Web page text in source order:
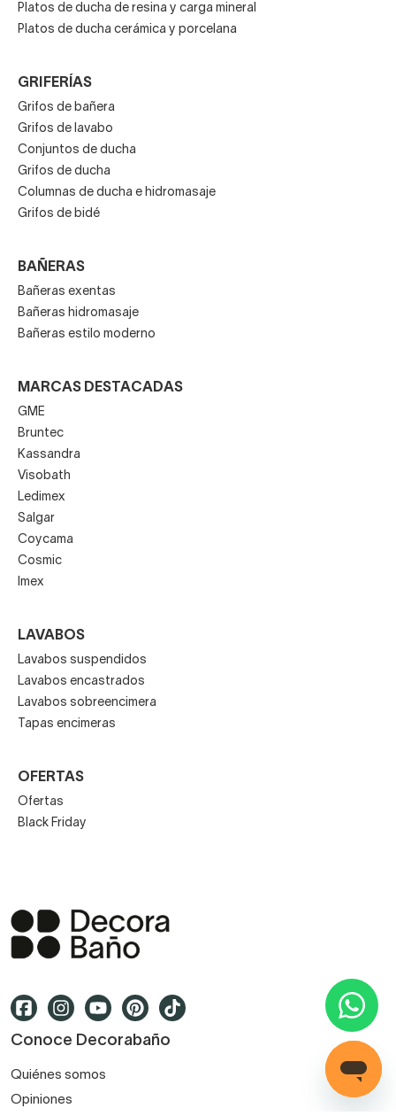
Platos de ducha de resina y carga mineral
Platos de ducha cerámica y porcelana
GRIFERÍAS
Grifos de bañera
Grifos de lavabo
Conjuntos de ducha
Grifos de ducha
Columnas de ducha e hidromasaje
Grifos de bidé
BAÑERAS
Bañeras exentas
Bañeras hidromasaje
Bañeras estilo moderno
MARCAS DESTACADAS
GME
Bruntec
Kassandra
Visobath
Ledimex
Salgar
Coycama
Cosmic
Imex
LAVABOS
Lavabos suspendidos
Lavabos encastrados
Lavabos sobreencimera
Tapas encimeras
OFERTAS
Ofertas
Black Friday
Conoce Decorabaño
Quiénes somos
Opiniones